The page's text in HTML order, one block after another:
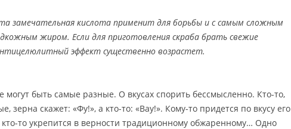
замечательная кислота применит для борьбы и с самым сложным
жиром. Если для приготовления скраба брать свежие
эффект существенно возрастет.
могут быть самые разные. О вкусах спорить бессмысленно. Кто-то,
зерна скажет: «Фу!», а кто-то: «Вау!». Кому-то придется по вкусу его
то укрепится в верности традиционному обжаренному… Одно